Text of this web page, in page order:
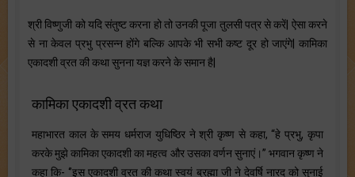
श्री विष्णुजी को यदि संतुष्ट करना हो तो उनकी पूजा तुलसी पत्र से करें| ऐसा करने
से ना केवल प्रभु प्रसन्न होंगे बल्कि आपके भी सभी कष्ट दूर हो जाएंगे| कामिका
एकादशी व्रत की कथा सुनना यज्ञ करने के समान है|
कामिका एकादशी व्रत कथा
महाभारत काल के समय धर्मराज युधिष्ठिर ने श्री कृष्ण से कहा, “हे प्रभु, कृपा
करके मुझे कामिका एकादशी का महत्व और उसका वर्णन सुनाएं।’’ भगवान कृष्ण ने
कहा कि- ‘’इस एकादशी व्रत की कथा स्वयं ब्रह्मा जी ने देवर्षि नारद को सुनाई